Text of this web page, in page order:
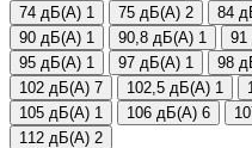
74 дБ(А) 1 75 дБ(А) 2 84
90 дБ(А) 1 90,8 дБ(А) 1 91
95 дБ(А) 1 97 дБ(А) 1 98
102 дБ(А) 7 102,5 дБ(А) 1
105 дБ(А) 1 106 дБ(А) 6
112 дБ(А) 2